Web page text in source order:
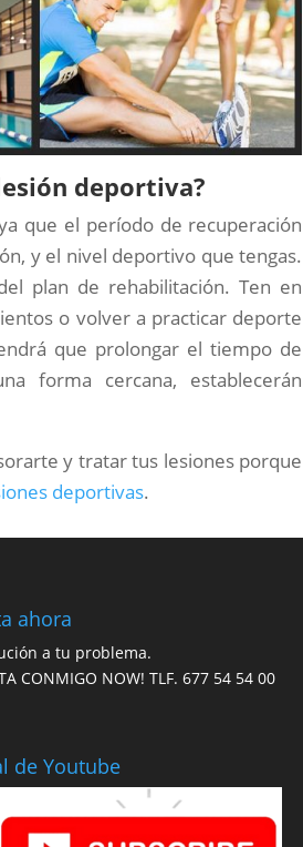
deportiva?
que el período de recuperación
y el nivel deportivo que tengas.
plan de rehabilitación. Ten en
o volver a practicar deporte
que prolongar el tiempo de
forma cercana, establecerán
y tratar tus lesiones porque
deportivas.
ahora
a tu problema.
CONMIGO NOW! TLF. 677 54 54 00
de Youtube